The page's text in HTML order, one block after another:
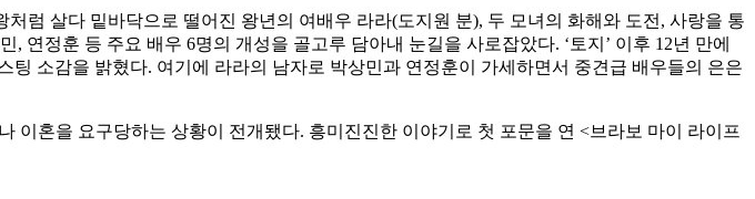
럼 살다 밑바닥으로 떨어진 왕년의 여배우 라라(도지원 분), 두 모녀의 화해와 도전, 사랑을 통
정훈 등 주요 배우 6명의 개성을 골고루 담아내 눈길을 사로잡았다. ‘토지’ 이후 12년 만에
팅 소감을 밝혔다. 여기에 라라의 남자로 박상민과 연정훈이 가세하면서 중견급 배우들의 은은
혼을 요구당하는 상황이 전개됐다. 흥미진진한 이야기로 첫 포문을 연 <브라보 마이 라이프